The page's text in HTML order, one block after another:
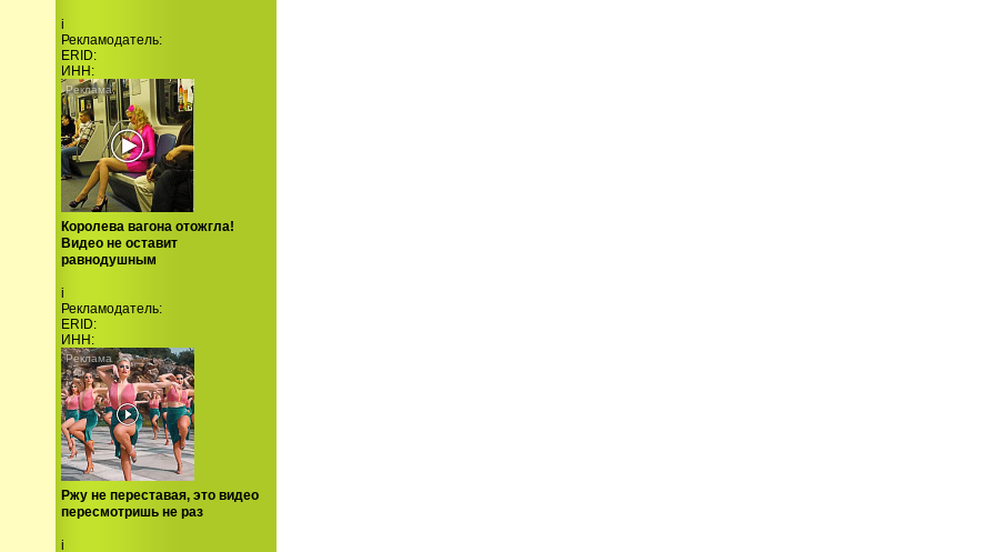
i
Рекламодатель:
ERID:
ИНН:
Королева вагона отожгла!
Видео не оставит
равнодушным
i
Рекламодатель:
ERID:
ИНН:
Ржу не переставая, это видео
пересмотришь не раз
i